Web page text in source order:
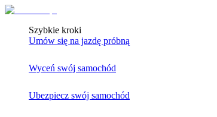
Szybkie kroki
Umów się na jazdę próbną
Wyceń swój samochód
Ubezpiecz swój samochód